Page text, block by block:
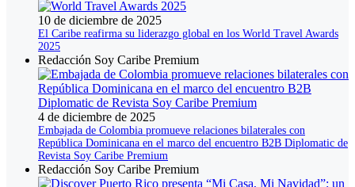
10 de diciembre de 2025
El Caribe reafirma su liderazgo global en los World Travel Awards
2025
Redacción Soy Caribe Premium
4 de diciembre de 2025
Embajada de Colombia promueve relaciones bilaterales con
República Dominicana en el marco del encuentro B2B Diplomatic de
Revista Soy Caribe Premium
Redacción Soy Caribe Premium